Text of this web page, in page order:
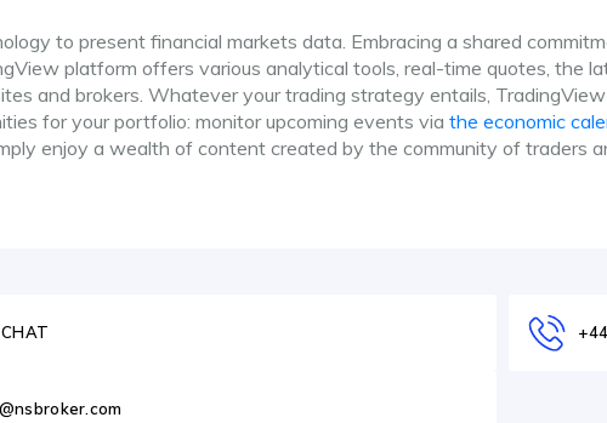
to present financial markets data. Embracing a shared
platform offers various analytical tools, real-time quotes, the
and brokers. Whatever your trading strategy entails,
for your portfolio: monitor upcoming events via the economic
enjoy a wealth of content created by the community of traders
CHAT